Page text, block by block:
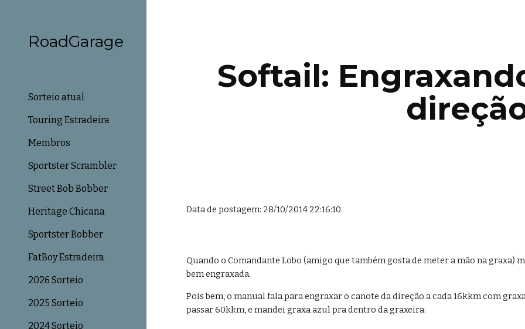
RoadGarage
Sorteio atual
Touring Estradeira
Membros
Sportster Scrambler
Street Bob Bobber
Heritage Chicana
Sportster Bobber
FatBoy Estradeira
2026 Sorteio
2025 Sorteio
2024 Sorteio
Softail:
Data de postagem: 28/10/2014 22:16:10
Quando o Comandante Lobo (amigo que também gosta de meter a mão na graxa)
bem engraxada.
Pois bem, o manual fala para engraxar o canote da direção a cada 16kkm com
passar 60kkm, e mandei graxa azul pra dentro da graxeira: